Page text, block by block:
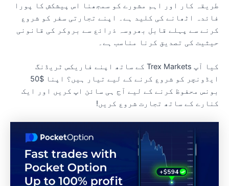
کار اور اہم مشورے کو سمجھنا اس پیشکش کا پورا
اٹھانے کی کلید ہے۔ اپنے تجارتی سفر کو شروع
سے پہلے قابل بھروسہ ذرائع سے بروکر کی قانونی
کی تصدیق کرنا مناسب ہے۔
کیا آپ Trex Markets کے ساتھ اپنے فاریکس ٹریڈنگ
ایڈونچر کو شروع کرنے کے لیے تیار ہیں؟ اپنا $50
محفوظ کرنے کے لیے آج ہی سائن اپ کریں اور ایک
کے ساتھ تجارت شروع کریں!